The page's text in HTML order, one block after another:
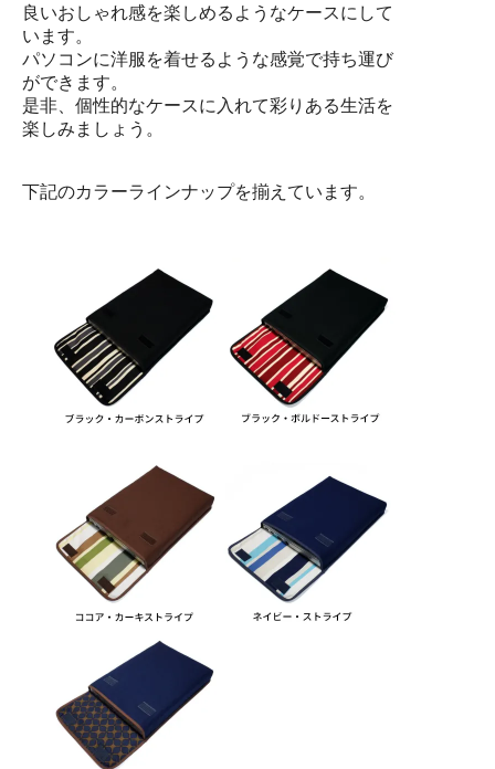
良いおしゃれ感を楽しめるようなケースにして
います。
パソコンに洋服を着せるような感覚で持ち運び
ができます。
是非、個性的なケースに入れて彩りある生活を
楽しみましょう。
下記のカラーラインナップを揃えています。